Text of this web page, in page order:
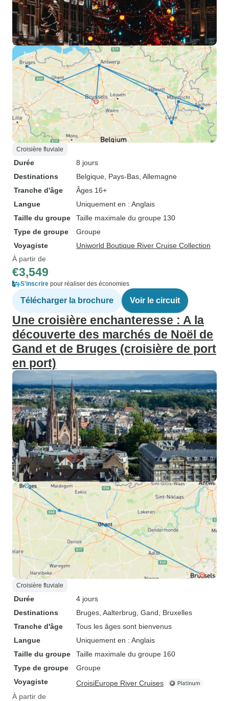
Croisière fluviale
Durée
8 jours
Destinations
Belgique , Pays-Bas , Allemagne
Tranche d'âge
Âges 16+
Langue
Uniquement en : Anglais
Taille du groupe
Taille maximale du groupe 130
Type de groupe
Groupe
Voyagiste
Uniworld Boutique River Cruise Collection
À partir de
€3,549
S'inscrire pour réaliser des économies
Télécharger la brochure Voir le circuit
Une croisière enchanteresse : A la
découverte des marchés de Noël de
Gand et de Bruges (croisière de port
en port)
Croisière fluviale
Durée
4 jours
Destinations
Bruges , Aalterbrug , Gand , Bruxelles
Tranche d'âge
Tous les âges sont bienvenus
Langue
Uniquement en : Anglais
Taille du groupe
Taille maximale du groupe 160
Type de groupe
Groupe
Voyagiste
CroisiEurope River Cruises
À partir de